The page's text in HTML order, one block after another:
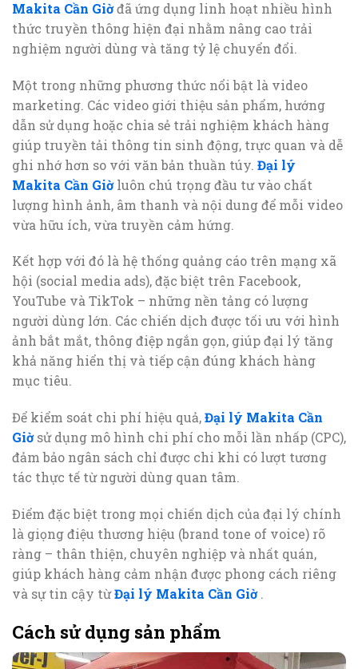
Makita Cần Giờđã ứng dụng linh hoạt nhiều hình
thức truyền thông hiện đại nhằm nâng cao trải
nghiệm người dùng và tăng tỷ lệ chuyển đổi.
Một trong những phương thức nổi bật là video
marketing. Các video giới thiệu sản phẩm, hướng
dẫn sử dụng hoặc chia sẻ trải nghiệm khách hàng
giúp truyền tải thông tin sinh động, trực quan và dễ
ghi nhớ hơn so với văn bản thuần túy. Đại lý
Makita Cần Giờluôn chú trọng đầu tư vào chất
lượng hình ảnh, âm thanh và nội dung để mỗi video
vừa hữu ích, vừa truyền cảm hứng.
Kết hợp với đó là hệ thống quảng cáo trên mạng xã
hội (social media ads), đặc biệt trên Facebook,
YouTube và TikTok – những nền tảng có lượng
người dùng lớn. Các chiến dịch được tối ưu với hình
ảnh bắt mắt, thông điệp ngắn gọn, giúp đại lý tăng
khả năng hiển thị và tiếp cận đúng khách hàng
mục tiêu.
Để kiểm soát chi phí hiệu quả,Đại lý Makita Cần
Giờsử dụng mô hình chi phí cho mỗi lần nhấp (CPC),
đảm bảo ngân sách chỉ được chi khi có lượt tương
tác thực tế từ người dùng quan tâm.
Điểm đặc biệt trong mọi chiến dịch của đại lý chính
là giọng điệu thương hiệu (brand tone of voice) rõ
ràng – thân thiện, chuyên nghiệp và nhất quán,
giúp khách hàng cảm nhận được phong cách riêng
và sự tin cậy từĐại lý Makita Cần Giờ.
Cách sử dụng sản phẩm